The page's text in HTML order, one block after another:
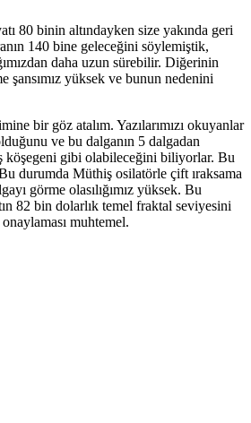
80 binin altındayken size yakında geri
140 bine geleceğini söylemiştik,
daha uzun sürebilir. Diğerinin
şansımız yüksek ve bunun nedenini
bir göz atalım. Yazılarımızı okuyanlar
ve bu dalganın 5 dalgadan
köşegeni gibi olabileceğini biliyorlar. Bu
durumda Müthiş osilatörle çift ıraksama
görme olasılığımız yüksek. Bu
82 bin dolarlık temel fraktal seviyesini
muhtemel.